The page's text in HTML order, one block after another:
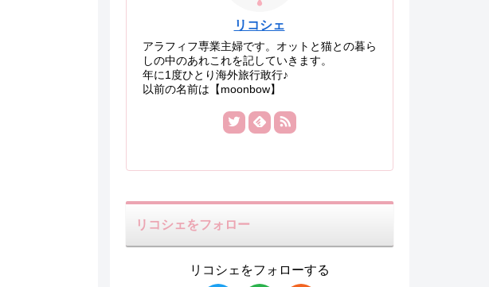
リコシェ
アラフィフ専業主婦です。オットと猫との暮ら
しの中のあれこれを記していきます。
年に1度ひとり海外旅行敢行♪
以前の名前は【moonbow】
リコシェをフォロー
リコシェをフォローする